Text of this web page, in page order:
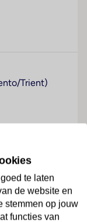
Trient)
aan
Er zijn
voor een
te laten
de website en
stemmen op jouw
functies van